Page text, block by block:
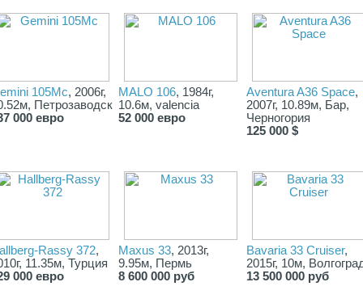
105Mc, 2006г,
Петрозаводск
000 евро
MALO 106, 1984г,
10.6м, valencia
52 000 евро
Aventura A36 Space,
2007г, 10.89м, Бар,
Черногория
125 000 $
Rassy 372,
11.35м, Турция
000 евро
Maxus 33, 2013г,
9.95м, Пермь
8 600 000 руб
Bavaria 33 Cruiser,
2015г, 10м,
13 500 000 руб